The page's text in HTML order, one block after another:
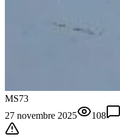
MS73
27 novembre 2025
108